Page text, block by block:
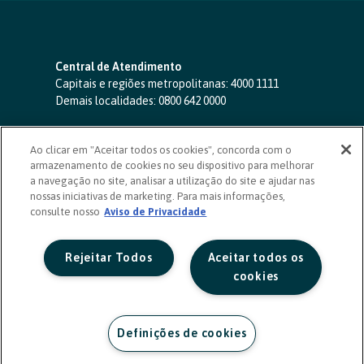
Central de Atendimento
Capitais e regiões metropolitanas: 4000 1111
Demais localidades: 0800 642 0000
SAC 24 horas-0800 724 4420
Ouvidoria
0800 725 0996
(de segunda a sexta, das 8h às 20h)
ouvidoriasicoob.com.br
Deficientes auditivos ou de fala
Ao clicar em "Aceitar todos os cookies", concorda com o
armazenamento de cookies no seu dispositivo para melhorar
a navegação no site, analisar a utilização do site e ajudar nas
nossas iniciativas de marketing. Para mais informações,
consulte nosso Aviso de Privacidade
Aceitar todos os
cookies
Rejeitar Todos
Definições de cookies